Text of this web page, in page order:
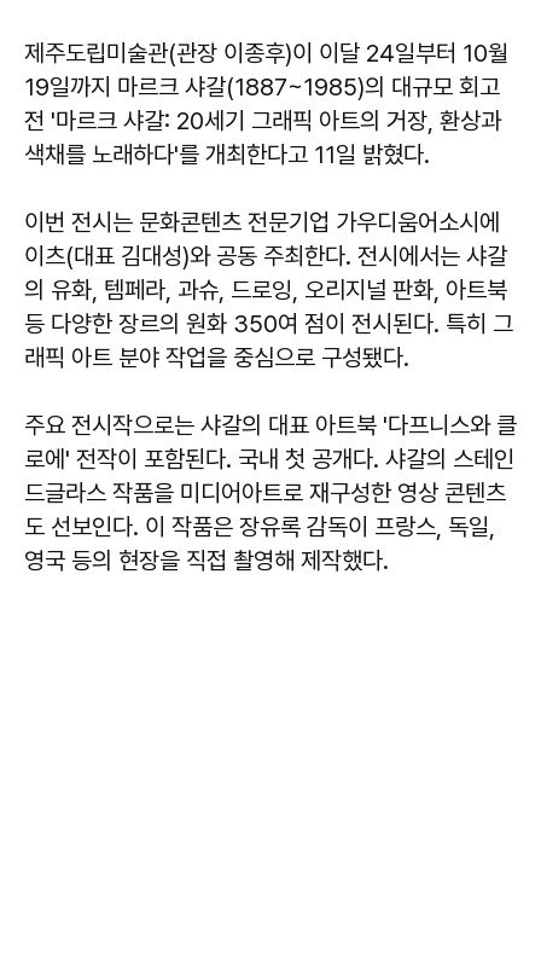
제주도립미술관(관장 이종후)이 이달 24일부터 10월
19일까지 마르크 샤갈(1887~1985)의 대규모 회고
전 '마르크 샤갈: 20세기 그래픽 아트의 거장, 환상과
색채를 노래하다'를 개최한다고 11일 밝혔다.
이번 전시는 문화콘텐츠 전문기업 가우디움어소시에
이츠(대표 김대성)와 공동 주최한다. 전시에서는 샤갈
의 유화, 템페라, 과슈, 드로잉, 오리지널 판화, 아트북
등 다양한 장르의 원화 350여 점이 전시된다. 특히 그
래픽 아트 분야 작업을 중심으로 구성됐다.
주요 전시작으로는 샤갈의 대표 아트북 '다프니스와 클
로에' 전작이 포함된다. 국내 첫 공개다. 샤갈의 스테인
드글라스 작품을 미디어아트로 재구성한 영상 콘텐츠
도 선보인다. 이 작품은 장유록 감독이 프랑스, 독일,
영국 등의 현장을 직접 촬영해 제작했다.